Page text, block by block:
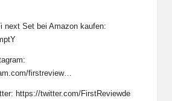
next Set bei Amazon kaufen:
firstreview…
https://twitter.com/FirstReviewde